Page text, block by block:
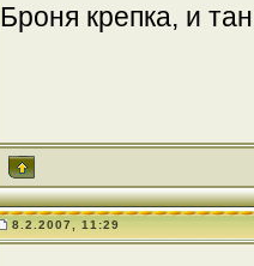
Броня крепка, и
8.2.2007, 11:29